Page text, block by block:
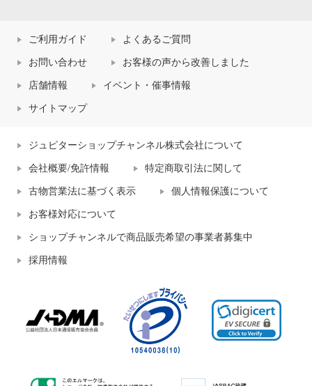
ご利用ガイド よくあるご質問
お問い合わせ お客様の声から改善しました
店舗情報 イベント・催事情報
サイトマップ
ジュピターショップチャンネル株式会社について
会社概要/免許情報 特定商取引法に関して
古物営業法に基づく表示 個人情報保護について
お客様対応について
ショップチャンネルで商品販売希望の事業者募集中
採用情報